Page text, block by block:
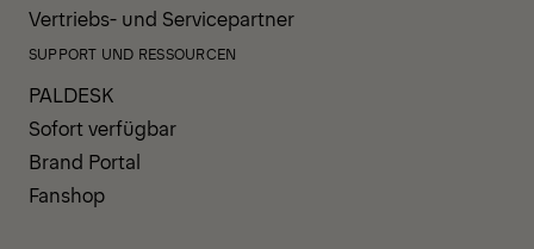
Vertriebs- und Servicepartner
SUPPORT UND RESSOURCEN
PALDESK
Sofort verfügbar
Brand Portal
Fanshop